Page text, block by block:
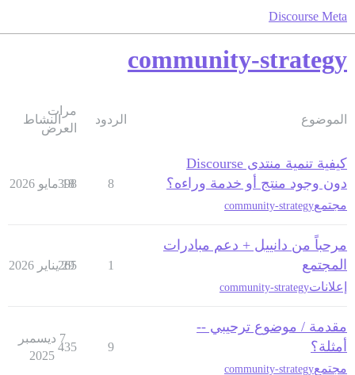
Discourse Meta
community-strategy
الموضوع الردود
مرات
العرض
النشاط
كيفية تنمية منتدى Discourse
دون وجود منتج أو خدمة وراءه؟
مجتمعcommunity-strategy
8
398
18 مايو 2026
مرحباً من دانييل + دعم مبادرات
المجتمع
إعلاناتcommunity-strategy
1
265
29 يناير 2026
مقدمة / موضوع ترحيبي --
أمثلة؟
مجتمعcommunity-strategy
9
435
7 ديسمبر
2025